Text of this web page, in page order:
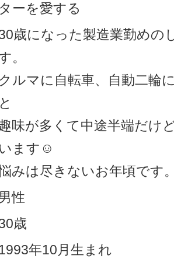
ターを愛する
歳になった製造業勤めの
。
クルマに自転車、自動二輪
と
味が多くて中途半端だけ
います☺️
みは尽きないお年頃です
男性
歳
年10月生まれ